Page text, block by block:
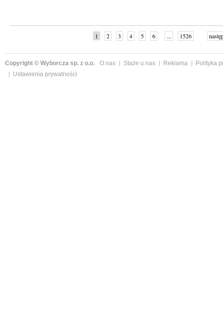
1 2 3 4 5 6 ... 1526
Copyright © Wyborcza sp. z o.o. O nas Staże u nas Reklama
Polityka
Ustawienia prywatności